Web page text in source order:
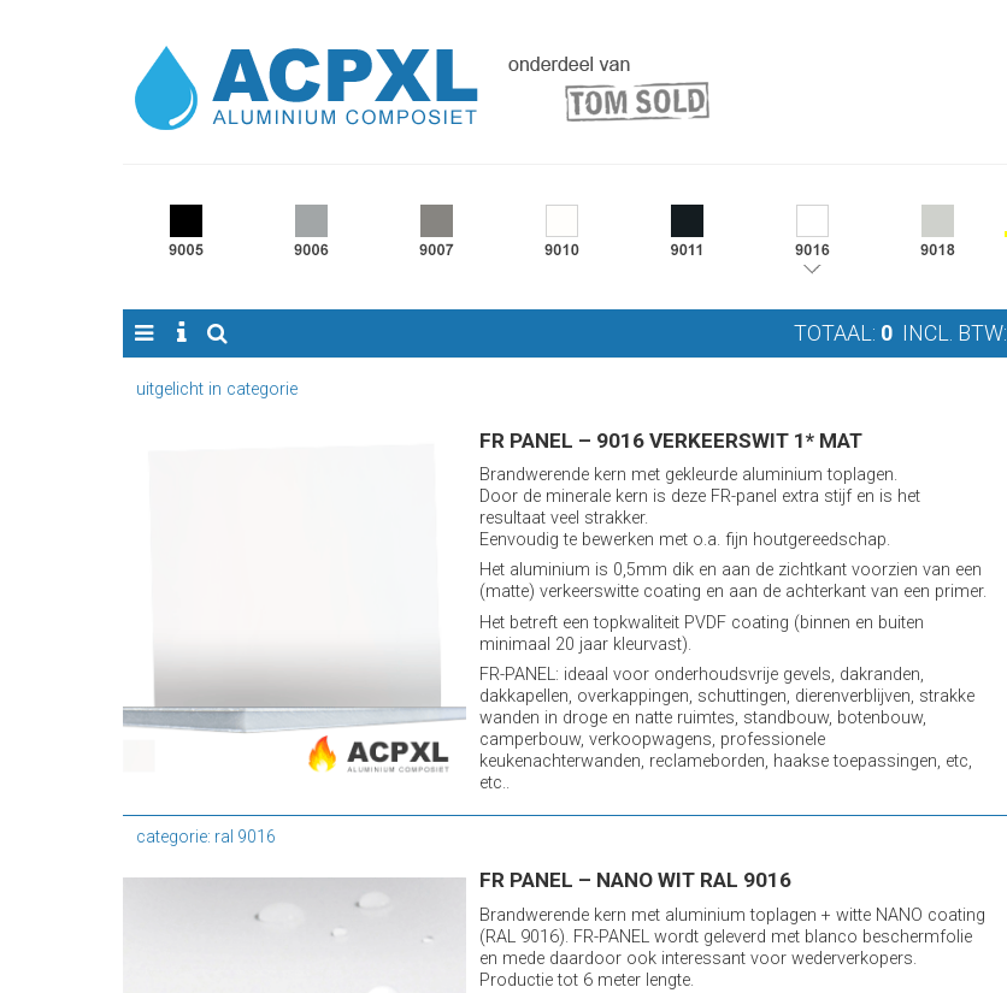
TOTAAL: 0 INCL. BTW:
uitgelicht in categorie
FR PANEL – 9016 VERKEERSWIT 1* MAT
Brandwerende kern met gekleurde aluminium toplagen.
Door de minerale kern is deze FR-panel extra stijf en is het
resultaat veel strakker.
Eenvoudig te bewerken met o.a. fijn houtgereedschap.
Het aluminium is 0,5mm dik en aan de zichtkant voorzien van een
(matte) verkeerswitte coating en aan de achterkant van een primer.
Het betreft een topkwaliteit PVDF coating (binnen en buiten
minimaal 20 jaar kleurvast).
FR-PANEL: ideaal voor onderhoudsvrije gevels, dakranden,
dakkapellen, overkappingen, schuttingen, dierenverblijven, strakke
wanden in droge en natte ruimtes, standbouw, botenbouw,
camperbouw, verkoopwagens, professionele
keukenachterwanden, reclameborden, haakse toepassingen, etc,
etc..
categorie: ral 9016
FR PANEL – NANO WIT RAL 9016
Brandwerende kern met aluminium toplagen + witte NANO coating
(RAL 9016). FR-PANEL wordt geleverd met blanco beschermfolie
en mede daardoor ook interessant voor wederverkopers.
Productie tot 6 meter lengte.